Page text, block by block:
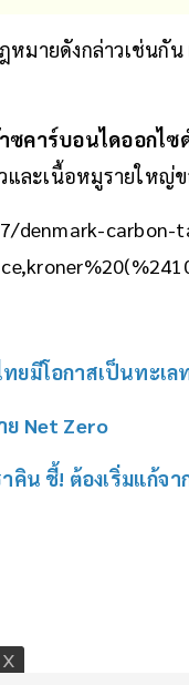
มายดังกล่าวเช่นกั
ซคาร์บอนไดออกไซ
ละเนื้อหมูรายใหญ่ข
denmark-carbon-
ยมีโอกาสเป็นทะเล
ย Net Zero
คิน ชี้! ต้องเริ่มแก้จา